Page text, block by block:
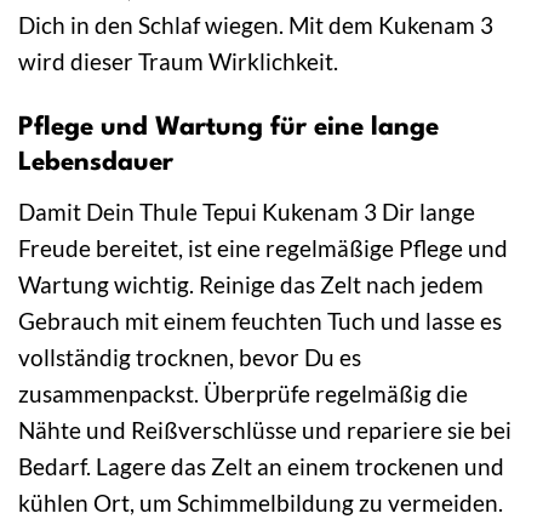
Dich in den Schlaf wiegen. Mit dem Kukenam 3
wird dieser Traum Wirklichkeit.
Pflege und Wartung für eine lange
Lebensdauer
Damit Dein Thule Tepui Kukenam 3 Dir lange
Freude bereitet, ist eine regelmäßige Pflege und
Wartung wichtig. Reinige das Zelt nach jedem
Gebrauch mit einem feuchten Tuch und lasse es
vollständig trocknen, bevor Du es
zusammenpackst. Überprüfe regelmäßig die
Nähte und Reißverschlüsse und repariere sie bei
Bedarf. Lagere das Zelt an einem trockenen und
kühlen Ort, um Schimmelbildung zu vermeiden.